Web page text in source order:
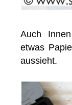
Auch
etwas
aussieht.